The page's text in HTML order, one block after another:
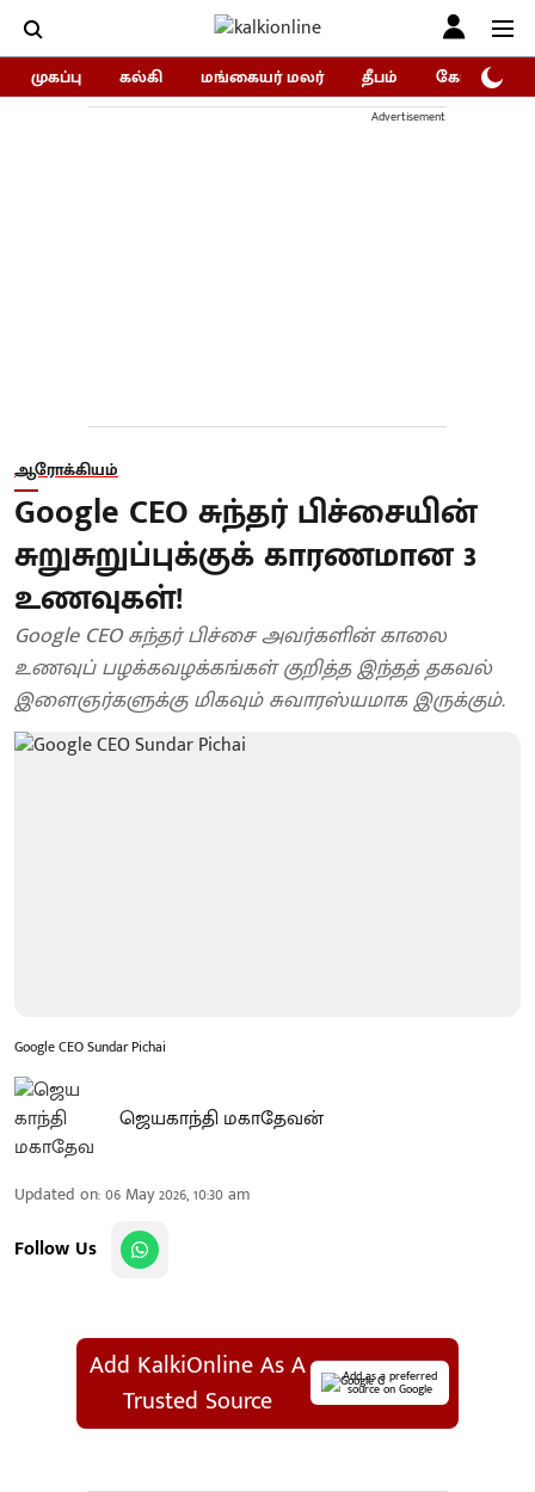
முகப்பு கல்கி மங்கையர் மலர் தீபம் கோகுலம்/
Advertisement
ஆரோக்கியம்
Google CEO சுந்தர் பிச்சையின்
சுறுசுறுப்புக்குக் காரணமான 3
உணவுகள்!
Google CEO சுந்தர் பிச்சை அவர்களின் காலை
உணவுப் பழக்கவழக்கங்கள் குறித்த இந்தத் தகவல்
இளைஞர்களுக்கு மிகவும் சுவாரஸ்யமாக இருக்கும்.
Google CEO Sundar Pichai
ஜெயகாந்தி மகாதேவன்
Updated on:06 May 2026, 10:30 am
Follow Us
Add KalkiOnline As A
Trusted Source
Add as a preferred
source on Google